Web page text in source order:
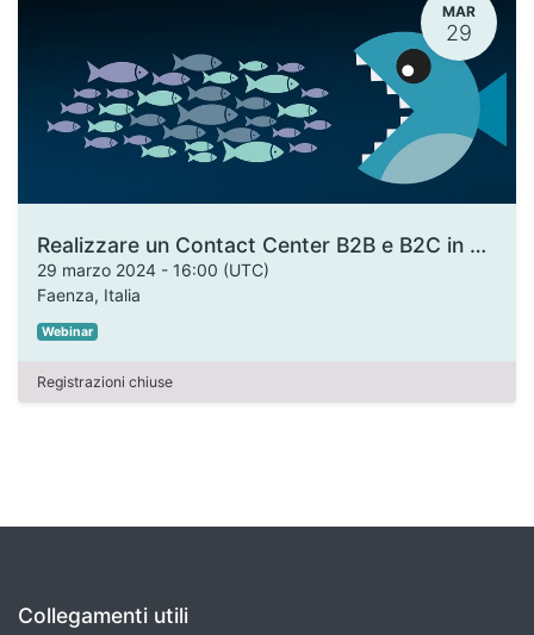
MAR
29
Realizzare un Contact Center B2B e B2C in armonia con i tuoi prodotti
29 marzo 2024 - 16:00 (UTC)
Faenza, Italia
Webinar
Registrazioni chiuse
Collegamenti utili